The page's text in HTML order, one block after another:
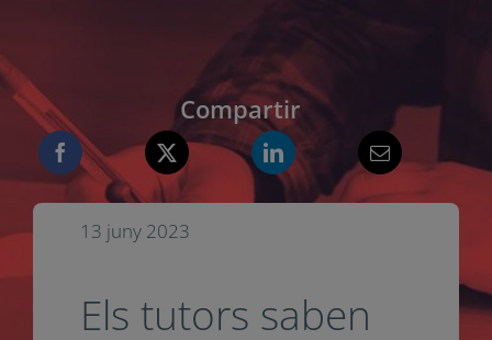
Compartir